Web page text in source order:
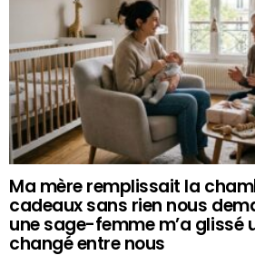
Ma mère remplissait la
cadeaux sans rien nous
une sage-femme m’a glissé
changé entre nous